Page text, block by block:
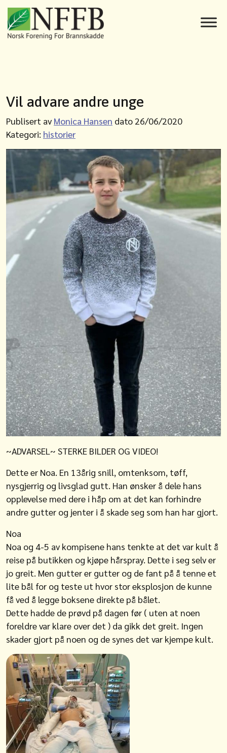
Vil advare andre unge
Publisert av Monica Hansen dato 26/06/2020
Kategori: historier
~ADVARSEL~ STERKE BILDER OG VIDEO!
Dette er Noa. En 13årig snill, omtenksom, tøff,
nysgjerrig og livsglad gutt. Han ønsker å dele hans
opplevelse med dere i håp om at det kan forhindre
andre gutter og jenter i å skade seg som han har gjort.
Noa
Noa og 4-5 av kompisene hans tenkte at det var kult å
reise på butikken og kjøpe hårspray. Dette i seg selv er
jo greit. Men gutter er gutter og de fant på å tenne et
lite bål for og teste ut hvor stor eksplosjon de kunne
få ved å legge boksene direkte på bålet.
Dette hadde de prøvd på dagen før ( uten at noen
foreldre var klare over det ) da gikk det greit. Ingen
skader gjort på noen og de synes det var kjempe kult.